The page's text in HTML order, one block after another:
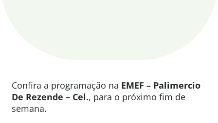
Confira a programação na EMEF – Palimercio
De Rezende – Cel., para o próximo fim de
semana.